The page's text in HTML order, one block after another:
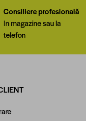
Consiliere profesională
In magazine sau la
telefon